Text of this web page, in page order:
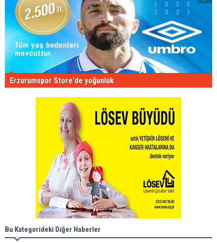
Erzurumspor Store'de yoğunluk
Bu Kategorideki Diğer Haberler